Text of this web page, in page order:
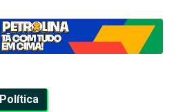
Política